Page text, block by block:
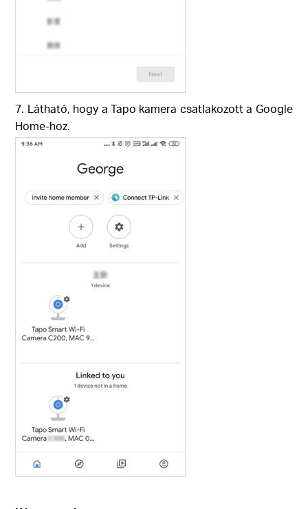
7. Látható, hogy a Tapo kamera csatlakozott a Google
Home-hoz.